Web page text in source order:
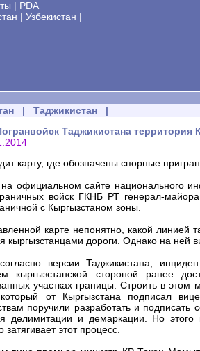
| PDA
| Узбекистан |
| Таджикистан |
Таджикистана
карту, где обозначены спорные
официальном сайте национального
войск ГКНБ РТ генерал-
с Кыргызстаном зоны.
карте непонятно, какой линией
кыргызстанцами дороги. Однако на ней
версии Таджикистана,
кыргызстанской стороной ранее
участках границы. Строить в
от Кыргызстана подписал
поручили разработать и
делимитации и демаркации. Но
затягивает этот процесс.